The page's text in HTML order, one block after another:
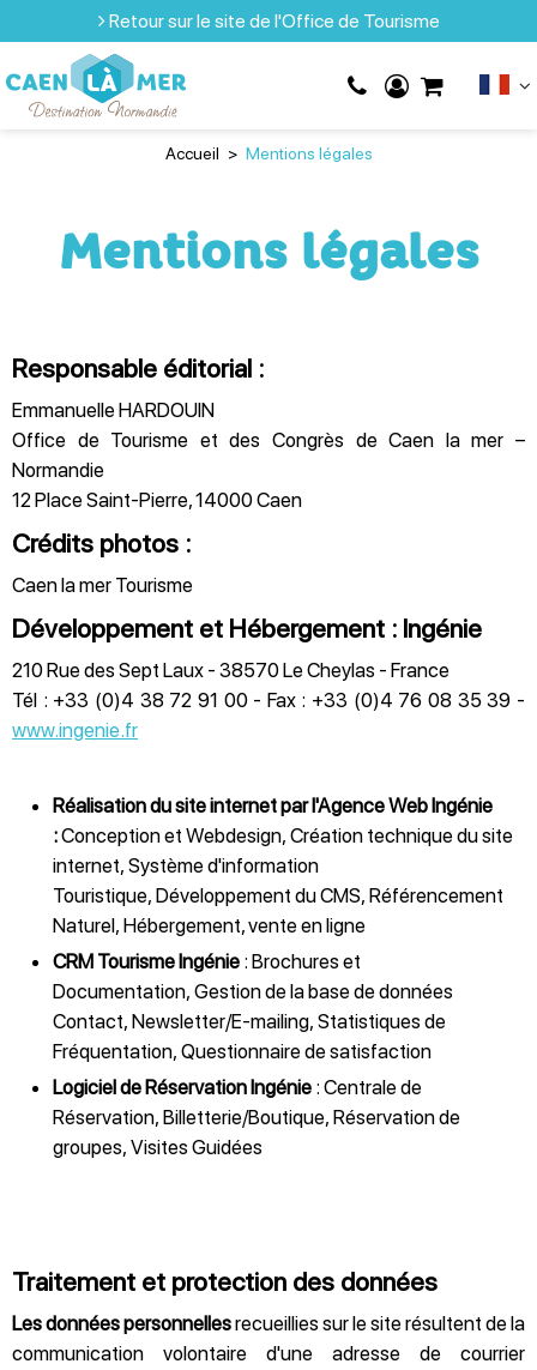
Retour sur le site de l'Office de Tourisme
Accueil > Mentions légales
Mentions légales
Responsable éditorial :
Emmanuelle HARDOUIN
Office de Tourisme et des Congrès de Caen la mer –
Normandie
12 Place Saint-Pierre, 14000 Caen
Crédits photos :
Caen la mer Tourisme
Développement et Hébergement : Ingénie
210 Rue des Sept Laux - 38570 Le Cheylas - France
Tél : +33 (0)4 38 72 91 00 - Fax : +33 (0)4 76 08 35 39 -
www.ingenie.fr
Réalisation du site internet par l'Agence WebIngénie
:Conception et Webdesign, Création technique du site
internet, Système d'information
Touristique, Développement du CMS, Référencement
Naturel, Hébergement,vente en ligne
CRM TourismeIngénie: Brochures et
Documentation, Gestion de la base de données
Contact, Newsletter/E-mailing, Statistiques de
Fréquentation, Questionnaire de satisfaction
Logiciel de RéservationIngénie: Centrale de
Réservation, Billetterie/Boutique, Réservation de
groupes, Visites Guidées
Traitement et protection des données
Les données personnellesrecueillies sur le site résultent de la
communication volontaire d'une adresse de courrier